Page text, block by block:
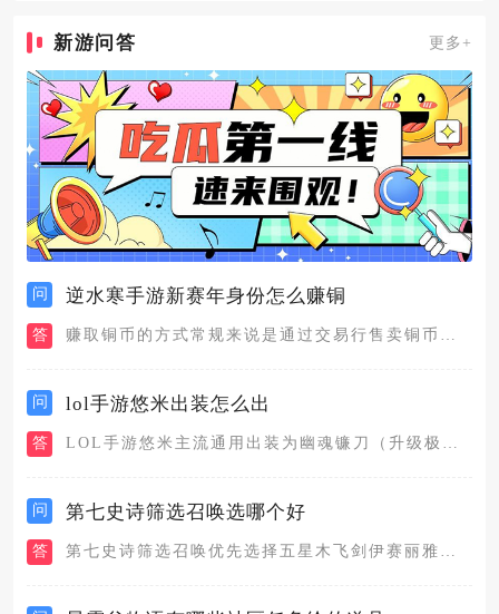
新游问答 更多+
问 逆水寒手游新赛年身份怎么赚铜
答
问 lol手游悠米出装怎么出
答
问 第七史诗筛选召唤选哪个好
答